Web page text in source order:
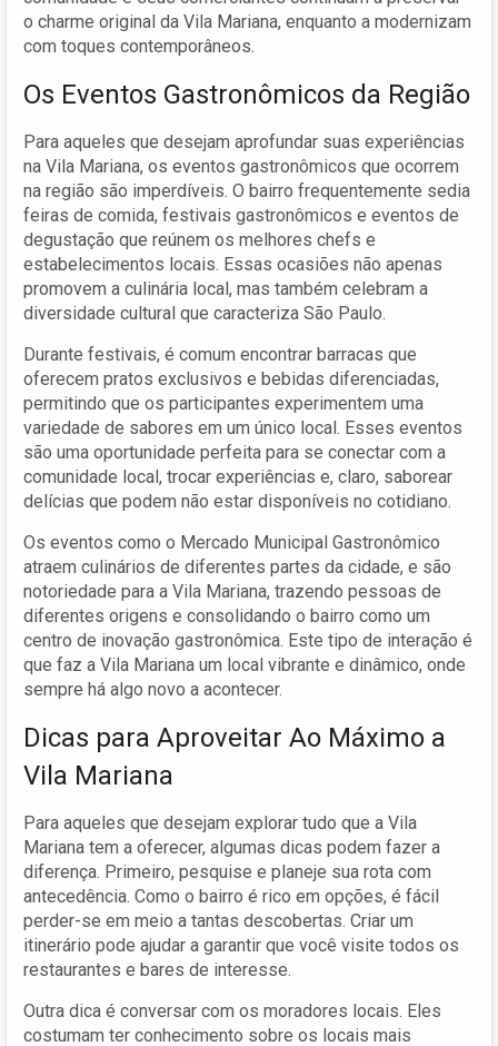
o charme original da Vila Mariana, enquanto a modernizam
com toques contemporâneos.
Os Eventos Gastronômicos da Região
Para aqueles que desejam aprofundar suas experiências
na Vila Mariana, os eventos gastronômicos que ocorrem
na região são imperdíveis. O bairro frequentemente sedia
feiras de comida, festivais gastronômicos e eventos de
degustação que reúnem os melhores chefs e
estabelecimentos locais. Essas ocasiões não apenas
promovem a culinária local, mas também celebram a
diversidade cultural que caracteriza São Paulo.
Durante festivais, é comum encontrar barracas que
oferecem pratos exclusivos e bebidas diferenciadas,
permitindo que os participantes experimentem uma
variedade de sabores em um único local. Esses eventos
são uma oportunidade perfeita para se conectar com a
comunidade local, trocar experiências e, claro, saborear
delícias que podem não estar disponíveis no cotidiano.
Os eventos como o Mercado Municipal Gastronômico
atraem culinários de diferentes partes da cidade, e são
notoriedade para a Vila Mariana, trazendo pessoas de
diferentes origens e consolidando o bairro como um
centro de inovação gastronômica. Este tipo de interação é
que faz a Vila Mariana um local vibrante e dinâmico, onde
sempre há algo novo a acontecer.
Dicas para Aproveitar Ao Máximo a
Vila Mariana
Para aqueles que desejam explorar tudo que a Vila
Mariana tem a oferecer, algumas dicas podem fazer a
diferença. Primeiro, pesquise e planeje sua rota com
antecedência. Como o bairro é rico em opções, é fácil
perder-se em meio a tantas descobertas. Criar um
itinerário pode ajudar a garantir que você visite todos os
restaurantes e bares de interesse.
Outra dica é conversar com os moradores locais. Eles
costumam ter conhecimento sobre os locais mais